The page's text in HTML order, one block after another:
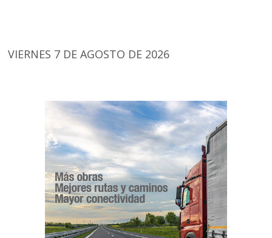
VIERNES 7 DE AGOSTO DE 2026